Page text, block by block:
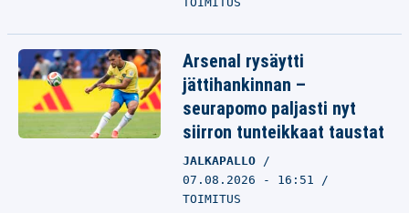
Arsenal rysäytti
jättihankinnan –
seurapomo paljasti nyt
siirron tunteikkaat taustat
JALKAPALLO
07.08.2026 - 16:51
TOIMITUS